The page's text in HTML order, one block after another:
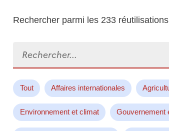
Rechercher parmi les 233
Tout Affaires internationales
Environnement et climat Gouvernement